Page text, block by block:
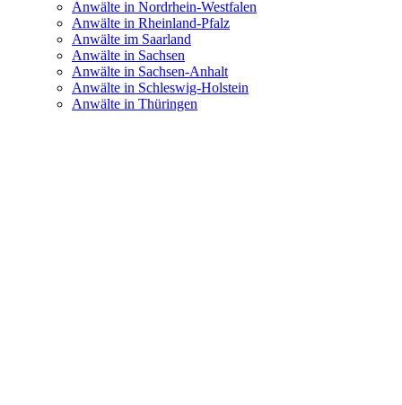
Anwälte in Nordrhein-Westfalen
Anwälte in Rheinland-Pfalz
Anwälte im Saarland
Anwälte in Sachsen
Anwälte in Sachsen-Anhalt
Anwälte in Schleswig-Holstein
Anwälte in Thüringen